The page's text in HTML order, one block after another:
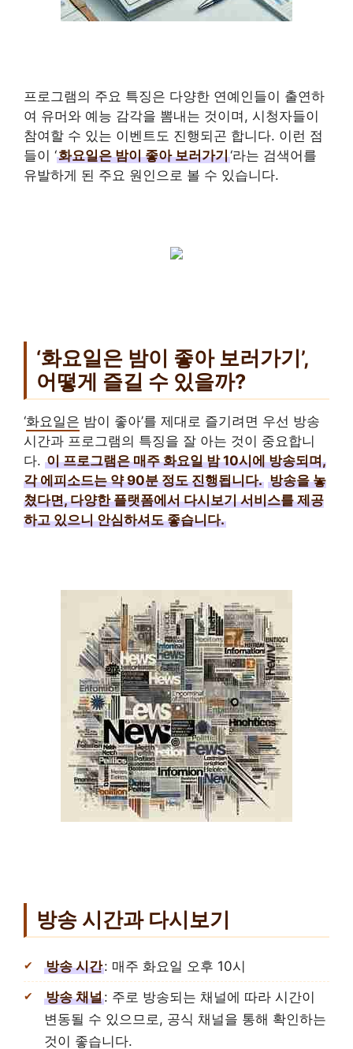
프로그램의 주요 특징은 다양한 연예인들이 출연하
여 유머와 예능 감각을 뽐내는 것이며, 시청자들이
참여할 수 있는 이벤트도 진행되곤 합니다. 이런 점
들이 ‘화요일은 밤이 좋아 보러가기‘라는 검색어를
유발하게 된 주요 원인으로 볼 수 있습니다.
‘화요일은 밤이 좋아 보러가기’,
어떻게 즐길 수 있을까?
‘화요일은 밤이 좋아’를 제대로 즐기려면 우선 방송
시간과 프로그램의 특징을 잘 아는 것이 중요합니
다. 이 프로그램은 매주 화요일 밤 10시에 방송되며,
각 에피소드는 약 90분 정도 진행됩니다. 방송을 놓
쳤다면, 다양한 플랫폼에서 다시보기 서비스를 제공
하고 있으니 안심하셔도 좋습니다.
방송 시간과 다시보기
방송 시간: 매주 화요일 오후 10시
방송 채널: 주로 방송되는 채널에 따라 시간이
변동될 수 있으므로, 공식 채널을 통해 확인하는
것이 좋습니다.